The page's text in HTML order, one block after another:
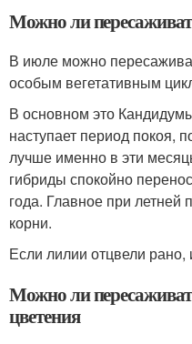
Можно ли
В июле можно
особым вегетативным
В основном это
наступает период покоя,
лучше именно в эти
гибриды спокойно
года. Главное при летней
корни.
Если лилии отцвели
Можно ли
цветения